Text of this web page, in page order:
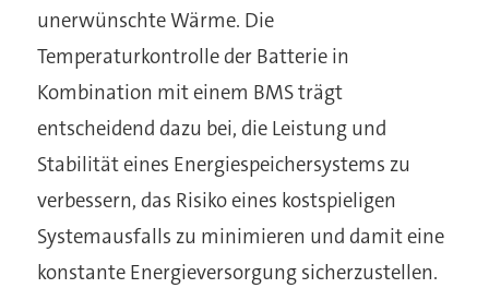
unerwünschte Wärme. Die
Temperaturkontrolle der Batterie in
Kombination mit einem BMS trägt
entscheidend dazu bei, die Leistung und
Stabilität eines Energiespeichersystems zu
verbessern, das Risiko eines kostspieligen
Systemausfalls zu minimieren und damit eine
konstante Energieversorgung sicherzustellen.